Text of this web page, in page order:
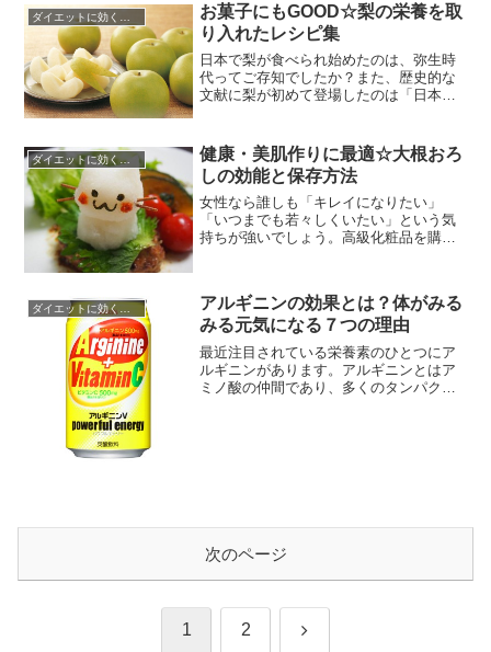
酢など、もずく酢だけでも数種類のもの
が売られています。もずくは海藻です。
栄養素としては、特にビタミンｋの含...
お菓子にもGOOD☆梨の栄養を取
り入れたレシピ集
日本で梨が食べられ始めたのは、弥生時
代ってご存知でしたか？また、歴史的な
文献に梨が初めて登場したのは「日本書
ツは「中国」といわれています。また、
日本では幸水や二十世紀梨などの「和
梨」のイメージが強いですが、西洋では
「洋梨」やその国ごとの特徴のある梨...
ダイエットに効くレシピ
健康・美肌作りに最適☆大根おろ
しの効能と保存方法
女性なら誰しも「キレイになりたい」
「いつまでも若々しくいたい」という気
持ちが強いでしょう。高級化粧品を購入
に食べるなど、日常生活の中で健康・美
肌作りに取り組んでいる人はたくさんい
ます。しかしながら、若さや美しさを保
つにはお金がかかるというデメリット...
ダイエットに効くレシピ
アルギニンの効果とは？体がみる
みる元気になる７つの理由
最近注目されている栄養素のひとつにア
ルギニンがあります。アルギニンとはア
ミノ酸の仲間であり、多くのタンパク質
次のページ
1 2 次